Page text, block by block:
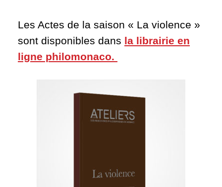
Les Actes de la saison « La violence »
sont disponibles dans la librairie en
ligne philomonaco.